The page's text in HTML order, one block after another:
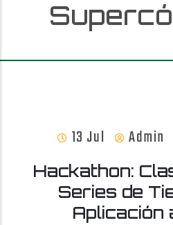
13 Jul Admin
Hackathon:
Series de
Aplicación